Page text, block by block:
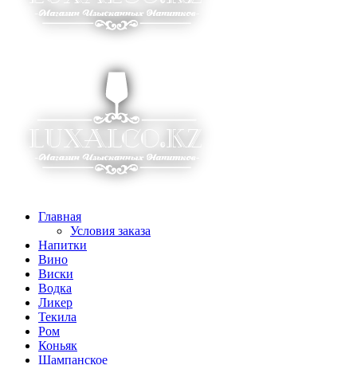
Главная
Условия заказа
Напитки
Вино
Виски
Водка
Ликер
Текила
Ром
Коньяк
Шампанское